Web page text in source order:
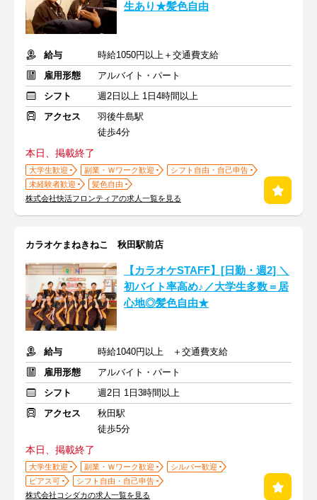
生あり★髪色自由
給与
時給1050円以上＋交通費支給
雇用形態
アルバイト・パート
シフト
週2日以上 1日4時間以上
アクセス
羽後牛島駅
徒歩4分
本日、掲載終了
大学生歓迎 副業・Ｗワーク歓迎
シフト自由・自己申告
未経験者歓迎
髪色自由
株式会社快活フロンティアの求人一覧を見る
カラオケまねきねこ 秋田駅前店
【カラオケSTAFF】[日勤・週2] ＼
初バイト率高め♪／大学生多数＝居
心地◎髪色自由★
給与
時給1040円以上 ＋交通費支給
雇用形態
アルバイト・パート
シフト
週2日 1日3時間以上
アクセス
秋田駅
徒歩5分
本日、掲載終了
大学生歓迎 副業・Ｗワーク歓迎
シルバー歓迎
ピアス可
シフト自由・自己申告
株式会社コシダカの求人一覧を見る